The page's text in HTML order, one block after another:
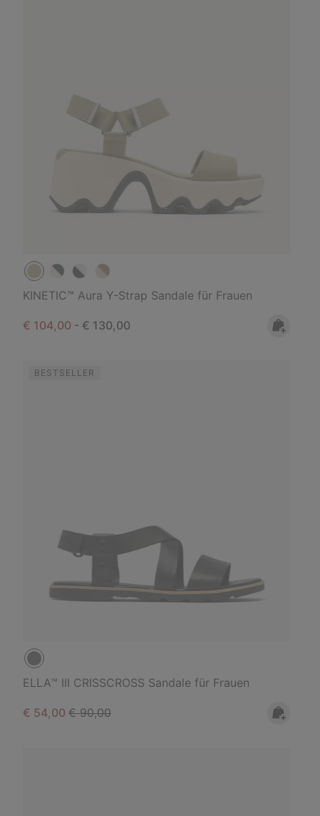
KINETIC™ Aura Y-Strap Sandale für Frauen
Minimum sale price:
€ 104,00 - Maximum price:
€ 130,00
BESTSELLER
ELLA™ III CRISSCROSS Sandale für Frauen
Sale price:
€ 54,00Regular price:
€ 90,00